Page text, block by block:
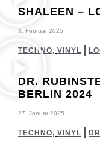
SHALEEN –
3. Februar 2025
TECHNO, VINYL
DR.
BERLIN 2024
27. Januar 2025
TECHNO, VINYL